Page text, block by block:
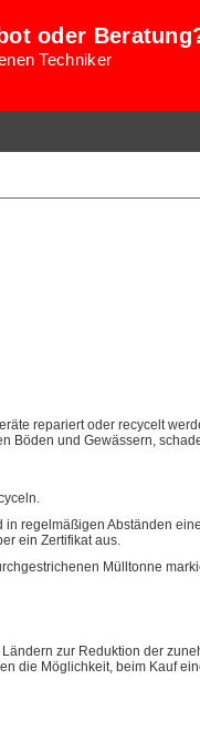
oder
Techniker
repariert oder recycelt
Böden und Gewässern,
regelmäßigen Abständen
ein Zertifikat aus.
Mülltonne
zur Reduktion der
die Möglichkeit, beim Kauf